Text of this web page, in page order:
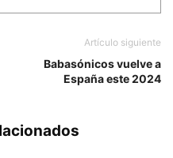
Artículo siguiente
Babasónicos vuelve a
España este 2024